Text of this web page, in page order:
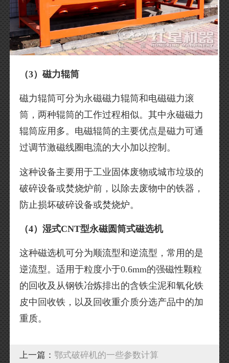
（3）磁力辊筒
磁力辊筒可分为永磁磁力辊筒和电磁磁力滚
筒，两种辊筒的工作过程相似。其中永磁磁力
辊筒应用多。电磁辊筒的主要优点是磁力可通
过调节激磁线圈电流的大小加以控制。
这种设备主要用于工业固体废物或城市垃圾的
破碎设备或焚烧炉前，以除去废物中的铁器，
防止损坏破碎设备或焚烧炉。
（4）湿式CNT型永磁圆筒式磁选机
这种磁选机可分为顺流型和逆流型，常用的是
逆流型。适用于粒度小于0.6mm的强磁性颗粒
的回收及从钢铁冶炼排出的含铁尘泥和氧化铁
皮中回收铁，以及回收重介质分选产品中的加
重质。
上一篇：鄂式破碎机的一些参数计算